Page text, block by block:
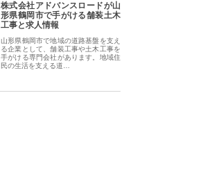
株式会社アドバンスロードが山
形県鶴岡市で手がける舗装土木
工事と求人情報
山形県鶴岡市で地域の道路基盤を支え
る企業として、舗装工事や土木工事を
手がける専門会社があります。地域住
民の生活を支える道…